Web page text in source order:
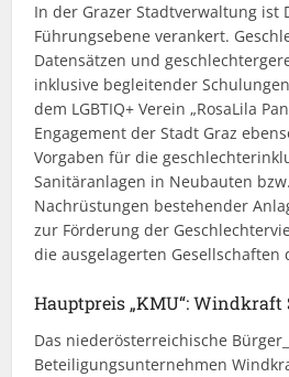
In der Grazer Stadtverwaltung ist
Führungsebene verankert.
Datensätzen und
inklusive begleitender
dem LGBTIQ+ Verein „RosaLila
Engagement der Stadt Graz
Vorgaben für die
Sanitäranlagen in Neubauten
Nachrüstungen bestehender
zur Förderung der
die ausgelagerten Gesellschaften
Hauptpreis „KMU“: Windkraft
Das niederösterreichische
Beteiligungsunternehmen